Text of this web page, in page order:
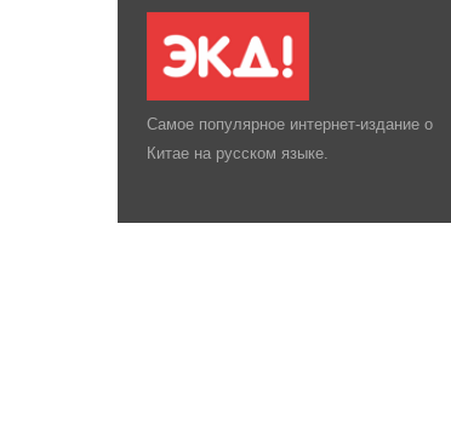
Самое популярное интернет-издание о
Китае на русском языке.